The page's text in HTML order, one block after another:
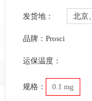
发货地： 北京
品牌：Prosci
运保温度：
规格： 0.1 mg